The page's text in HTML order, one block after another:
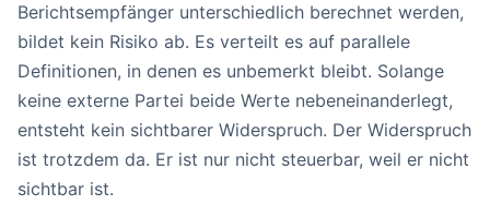
Berichtsempfänger unterschiedlich berechnet werden,
bildet kein Risiko ab. Es verteilt es auf parallele
Definitionen, in denen es unbemerkt bleibt. Solange
keine externe Partei beide Werte nebeneinanderlegt,
entsteht kein sichtbarer Widerspruch. Der Widerspruch
ist trotzdem da. Er ist nur nicht steuerbar, weil er nicht
sichtbar ist.